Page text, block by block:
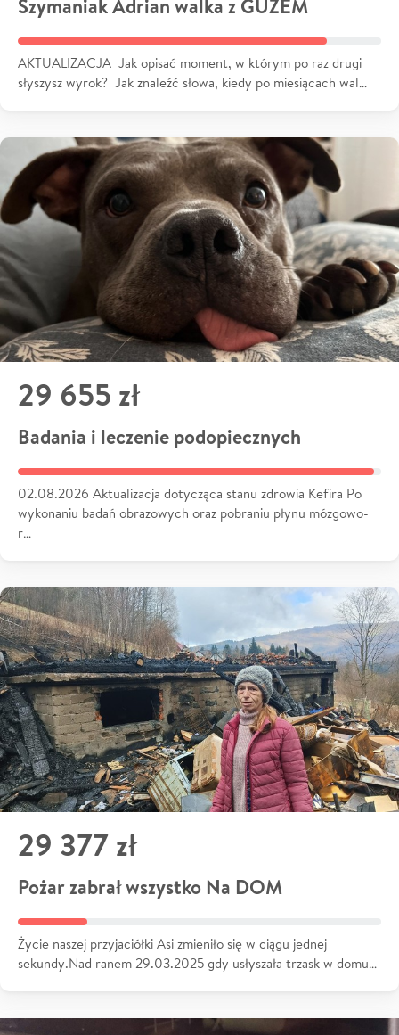
Szymaniak Adrian walka z GUZEM
AKTUALIZACJA Jak opisać moment, w którym po raz drugi
słyszysz wyrok? Jak znaleźć słowa, kiedy po miesiącach wal…
29 655 zł
Badania i leczenie podopiecznych
02.08.2026 Aktualizacja dotycząca stanu zdrowia Kefira Po
wykonaniu badań obrazowych oraz pobraniu płynu mózgowo-
r…
29 377 zł
Pożar zabrał wszystko Na DOM
Życie naszej przyjaciółki Asi zmieniło się w ciągu jednej
sekundy.Nad ranem 29.03.2025 gdy usłyszała trzask w domu…